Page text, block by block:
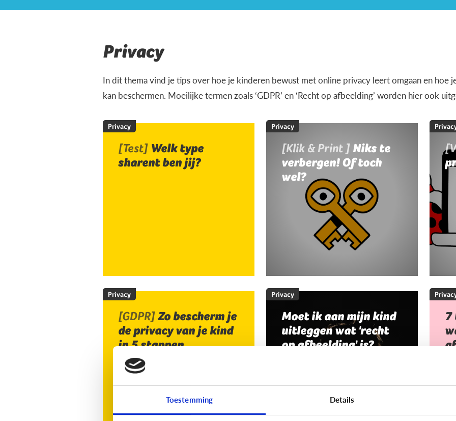
Toestemming Details
Privacy
In dit thema vind je tips over hoe je kinderen bewust met online privacy leert omgaan en hoe
kan beschermen. Moeilijke termen zoals ‘GDPR’ en ‘Recht op afbeelding’ worden hier ook
Privacy
[Test] Welk type
sharent ben jij?
Privacy
[Klik & Print ] Niks te
verbergen! Of toch
wel?
Privacy
[GDPR]Zo bescherm je
de privacy van je kind
in 5 stappen
Privacy
Moet ik aan mijn kind
uitleggen wat 'recht
op afbeelding' is?
filmpjes waar anderen op staan?
Of deelt jouw kind zomaar alles
van iedereen op Facebook of
7